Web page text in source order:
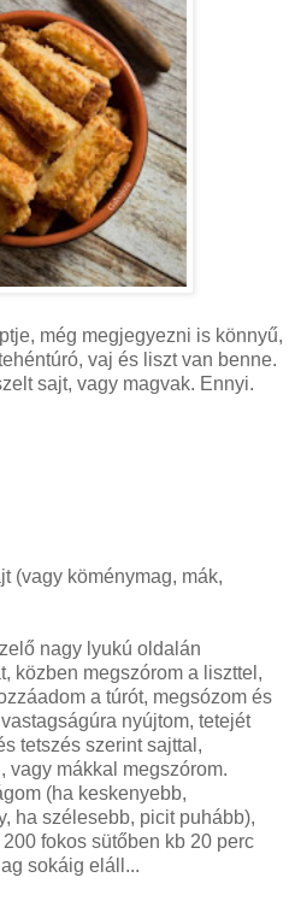
még megjegyezni is könnyű,
vaj és liszt van benne.
sajt, vagy magvak. Ennyi.
(vagy köménymag, mák,
nagy lyukú oldalán
közben megszórom a liszttel,
a túrót, megsózom és
nyújtom, tetejét
tetszés szerint sajttal,
vagy mákkal megszórom.
(ha keskenyebb,
ha szélesebb, picit puhább),
fokos sütőben kb 20 perc
sokáig eláll...